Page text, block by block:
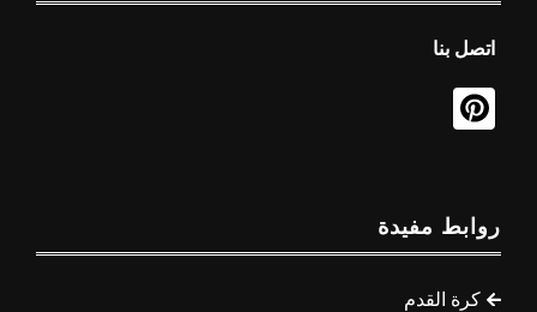
اتصل بنا
روابط مفيدة
كرة القدم